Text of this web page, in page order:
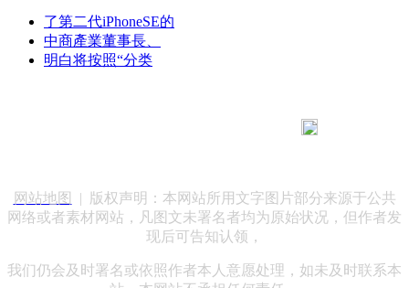
了第二代iPhoneSE的
中商產業董事長、
明白将按照“分类
网站地图
| 版权声明：本网站所用文字图片部分来源于公共
网络或者素材网站，凡图文未署名者均为原始状况，但作者发
现后可告知认领，
我们仍会及时署名或依照作者本人意愿处理，如未及时联系本